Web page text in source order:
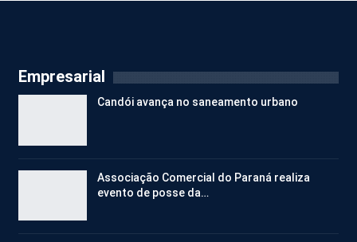
Empresarial
Candói avança no saneamento urbano
Associação Comercial do Paraná realiza
evento de posse da…